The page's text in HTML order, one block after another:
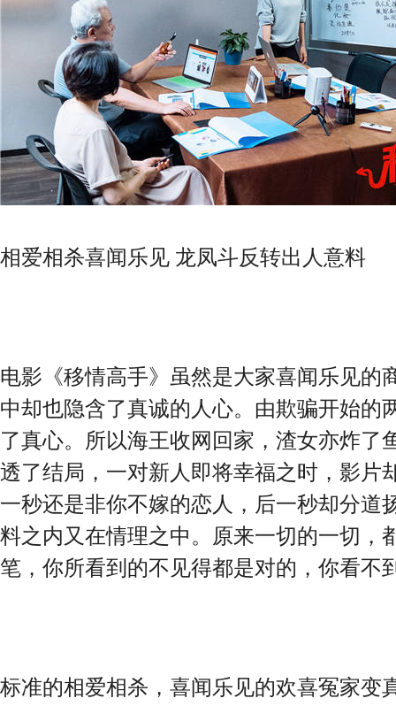
相爱相杀喜闻乐见 龙凤斗反转出人意料
电影《移情高手》虽然是大家喜闻乐见的
中却也隐含了真诚的人心。由欺骗开始的
了真心。所以海王收网回家，渣女亦炸了
透了结局，一对新人即将幸福之时，影片
一秒还是非你不嫁的恋人，后一秒却分道
料之内又在情理之中。原来一切的一切，
笔，你所看到的不见得都是对的，你看不
标准的相爱相杀，喜闻乐见的欢喜冤家变